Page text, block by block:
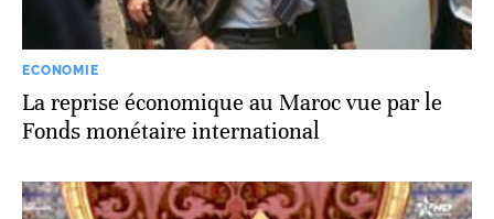
ECONOMIE
La reprise économique au Maroc vue par le
Fonds monétaire international